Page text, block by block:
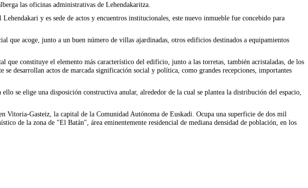
las oficinas administrativas de Lehendakaritza.
y es sede de actos y encuentros institucionales, este nuevo inmueble fue concebido para
acoge, junto a un buen número de villas ajardinadas, otros edificios destinados a equipamientos
que constituye el elemento más característico del edificio, junto a las torretas, también acristaladas, de los
desarrollan actos de marcada significación social y política, como grandes recepciones, importantes
se elige una disposición constructiva anular, alrededor de la cual se plantea la distribución del espacio,
Vitoria-Gasteiz, la capital de la Comunidad Autónoma de Euskadi. Ocupa una superficie de dos mil
de la zona de "El Batán", área eminentemente residencial de mediana densidad de población, en los